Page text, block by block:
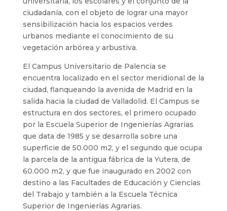
ciudadanía, con el objeto de lograr una mayor
sensibilización hacia los espacios verdes
urbanos mediante el conocimiento de su
vegetación arbórea y arbustiva.
El Campus Universitario de Palencia se
encuentra localizado en el sector meridional de la
ciudad, flanqueando la avenida de Madrid en la
salida hacia la ciudad de Valladolid. El Campus se
estructura en dos sectores, el primero ocupado
por la Escuela Superior de Ingenierías Agrarias
que data de 1985 y se desarrolla sobre una
superficie de 50.000 m2, y el segundo que ocupa
la parcela de la antigua fábrica de la Yutera, de
60.000 m2, y que fue inaugurado en 2002 con
destino a las Facultades de Educación y Ciencias
del Trabajo y también a la Escuela Técnica
Superior de Ingenierías Agrarias.